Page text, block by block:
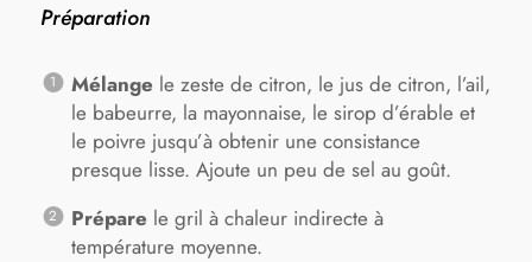
Préparation
Mélange le zeste de citron, le jus de citron, l’ail,
le babeurre, la mayonnaise, le sirop d’érable et
le poivre jusqu’à obtenir une consistance
presque lisse. Ajoute un peu de sel au goût.
Prépare le gril à chaleur indirecte à
température moyenne.